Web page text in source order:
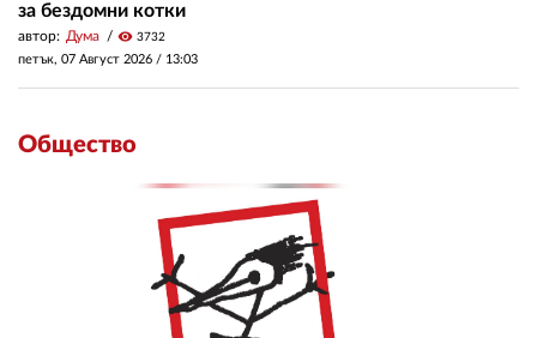
за бездомни котки
автор: Дума visibility 3732
петък, 07 Август 2026 / 13:03
Общество